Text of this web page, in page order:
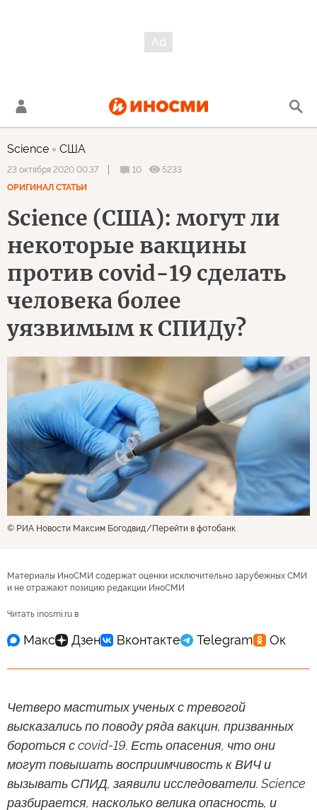
Science США
23 октября 2020 00:37 10
5233
ОРИГИНАЛ СТАТЬИ
Science (США): могут ли
некоторые вакцины
против covid-19 сделать
человека более
уязвимым к СПИДу?
© РИА Новости Максим Богодвид Перейти в фотобанк
Материалы ИноСМИ содержат оценки исключительно зарубежных СМИ
и не отражают позицию редакции ИноСМИ
Читать inosmi.ru в
Четверо маститых ученых с тревогой
высказались по поводу ряда вакцин, призванных
бороться с covid-19. Есть опасения, что они
могут повышать восприимчивость к ВИЧ и
вызывать СПИД, заявили исследователи. Science
разбирается, насколько велика опасность, и